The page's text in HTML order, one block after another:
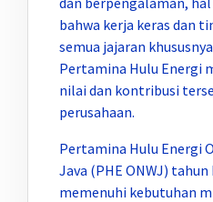
bahwa kerja keras dan
semua jajaran
Pertamina Hulu Energi
nilai dan kontribusi
perusahaan.
Pertamina Hulu Energi
Java (PHE ONWJ)
memenuhi kebutuhan